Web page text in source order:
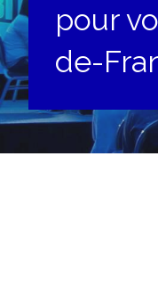
pour
de-